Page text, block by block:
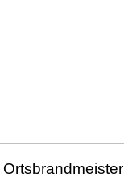
Ortsbrandmeister